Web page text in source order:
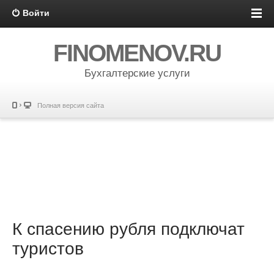
Войти
FINOMENOV.RU
Бухгалтерские услуги
Полная версия сайта
К спасению рубля подключат
туристов